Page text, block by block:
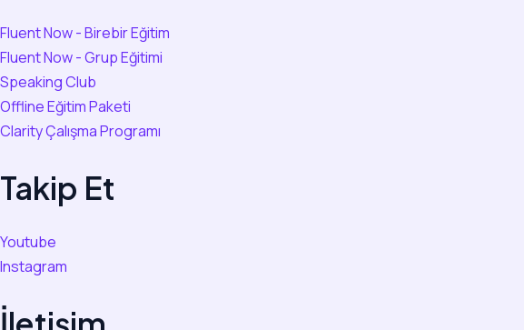
Fluent Now - Birebir Eğitim
Fluent Now - Grup Eğitimi
Speaking Club
Offline Eğitim Paketi
Clarity Çalışma Programı
Takip Et
Youtube
Instagram